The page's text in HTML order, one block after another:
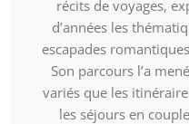
récits de voyages,
d’années les
escapades
Son parcours l’a
variés que les
les séjours en